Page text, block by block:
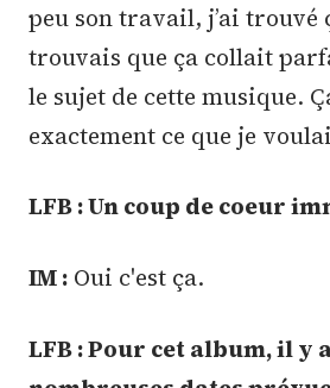
peu son travail, j’ai trouvé
trouvais que ça collait
le sujet de cette musique.
exactement ce que je
LFB : Un coup de coeur
IM : Oui c'est ça.
LFB : Pour cet album, il y